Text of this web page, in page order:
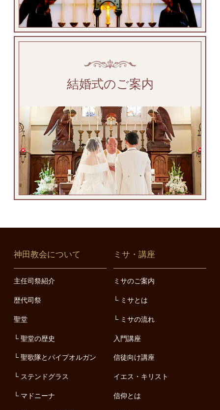
結婚式のご案内
神田教会について
主任司祭紹介
歴代司祭
聖堂
聖堂の歴史
聖歌隊とパイプオルガン
ステンドグラス
マドニーナ
ミサ・講座
ミサのご案内
ミサとは
ミサの流れ
入門講座
信徒向け講座
イエス・キリスト
信仰とは